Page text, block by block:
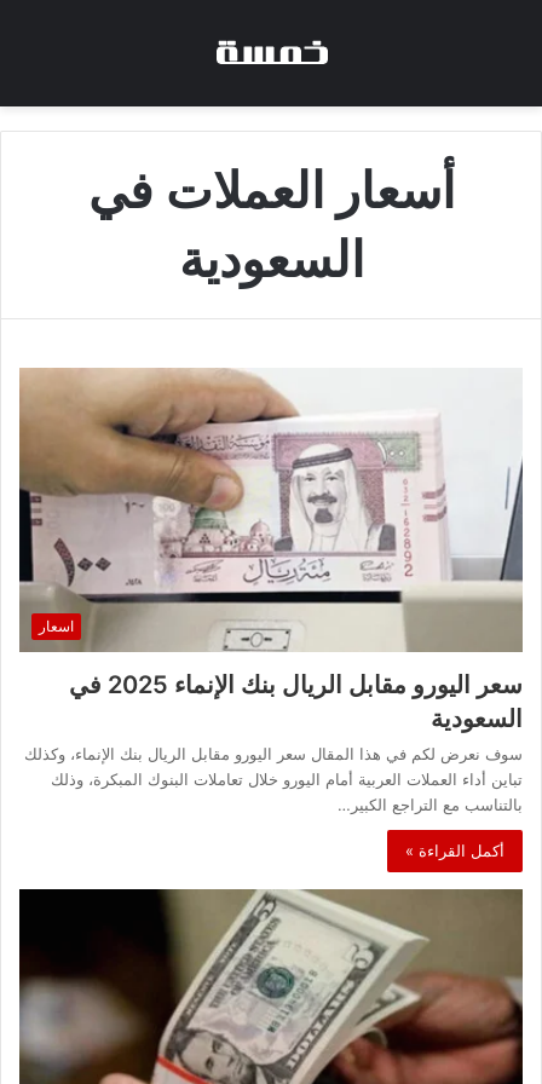
أسعار العملات في
السعودية
اسعار
سعر اليورو مقابل الريال بنك الإنماء 2025 في
السعودية
سوف نعرض لكم في هذا المقال سعر اليورو مقابل الريال بنك الإنماء، وكذلك
تباين أداء العملات العربية أمام اليورو خلال تعاملات البنوك المبكرة، وذلك
بالتناسب مع التراجع الكبير…
أكمل القراءة »